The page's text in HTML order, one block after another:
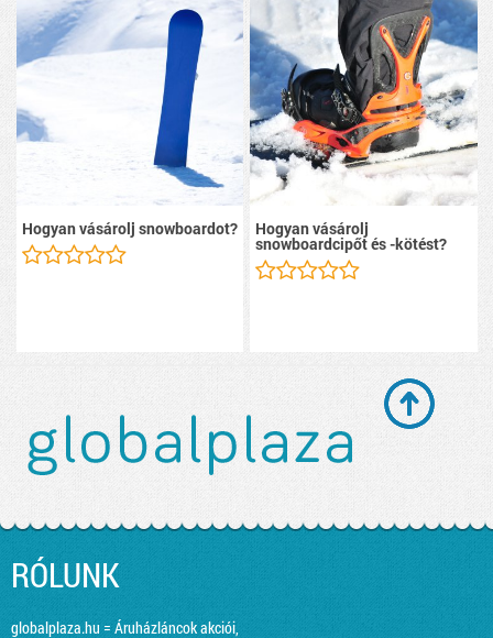
Hogyan vásárolj snowboardot? Hogyan vásárolj
snowboardcipőt és -kötést?
RÓLUNK
globalplaza.hu = Áruházláncok akciói,